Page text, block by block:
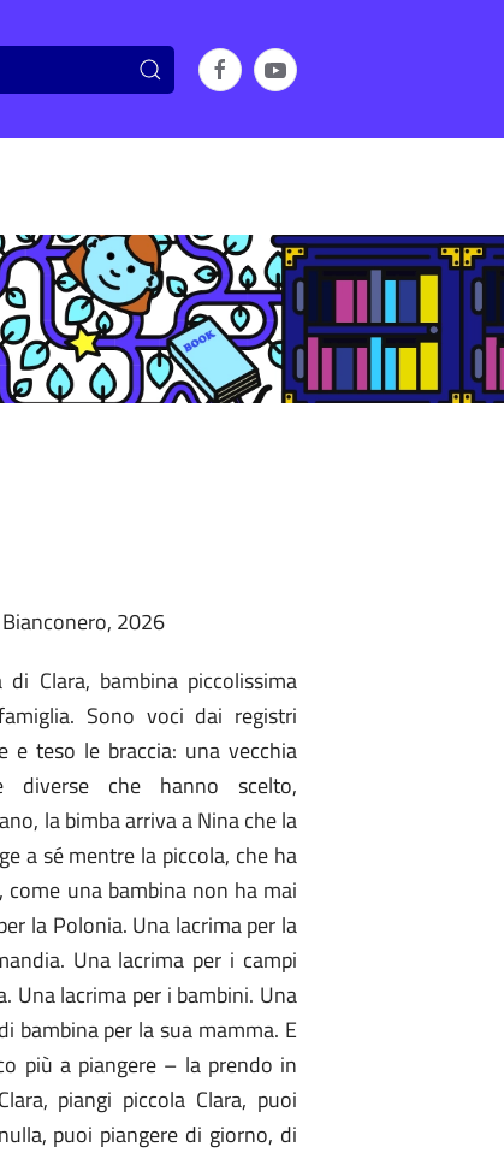
2026
Clara, bambina piccolissima
Sono voci dai registri
e teso le braccia: una vecchia
che hanno scelto,
la bimba arriva a Nina che la
a sé mentre la piccola, che ha
come una bambina non ha mai
la Polonia. Una lacrima per la
Una lacrima per i campi
Una lacrima per i bambini. Una
bambina per la sua mamma. E
più a piangere – la prendo in
piangi piccola Clara, puoi
puoi piangere di giorno, di